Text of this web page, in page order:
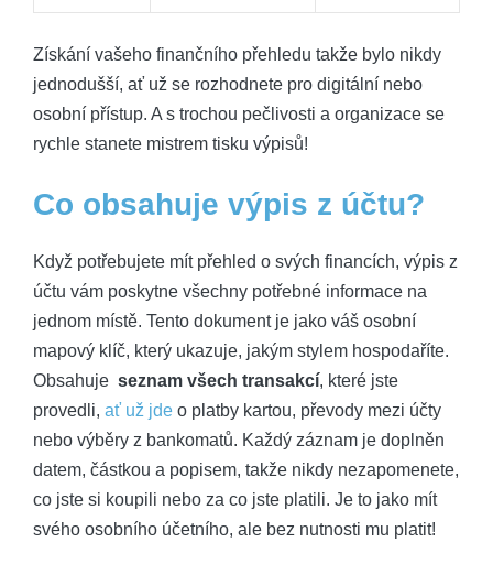
Získání vašeho ‍finančního přehledu⁢ takže bylo nikdy
jednodušší,‍ ať už se ⁤rozhodnete⁢ pro digitální nebo
osobní‌ přístup. ⁢A s ⁣trochou pečlivosti a ​organizace ‌se
rychle stanete mistrem tisku výpisů!
Co obsahuje výpis z účtu?
Když potřebujete​ mít přehled o ⁣svých‍ financích, výpis ⁤z
účtu vám poskytne‍ všechny potřebné informace na
‍jednom místě. Tento dokument je ‌jako váš osobní
mapový klíč, ⁣který ukazuje, jakým stylem hospodaříte.
Obsahuje ​ seznam ⁣všech transakcí, které jste ​
provedli, ať​ už jde o platby kartou, ⁢převody‌ mezi účty
nebo výběry z‍ bankomatů. Každý záznam je doplněn
datem, ⁤částkou ⁤a popisem, ​takže⁣ nikdy nezapomenete,
co jste si‌ koupili nebo za co jste platili. Je to‌ jako mít
svého osobního účetního, ale bez nutnosti mu platit!